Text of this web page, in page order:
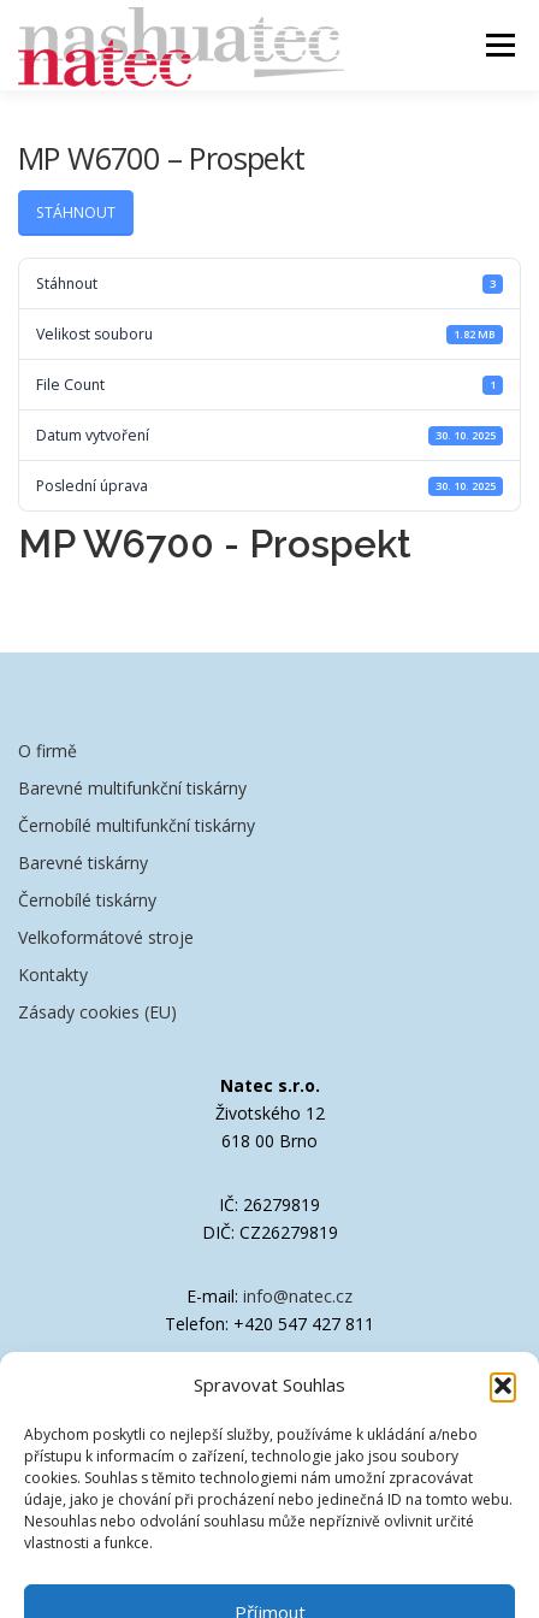
Spravovat Souhlas
Abychom poskytli co nejlepší služby, používáme k ukládání a/nebo
přístupu k informacím o zařízení, technologie jako jsou soubory
cookies. Souhlas s těmito technologiemi nám umožní zpracovávat
údaje, jako je chování při procházení nebo jedinečná ID na tomto webu.
Nesouhlas nebo odvolání souhlasu může nepříznivě ovlivnit určité
vlastnosti a funkce.
Příjmout
obsah
Menu
MP W6700 – Prospekt
STÁHNOUT
Stáhnout 3
Velikost souboru 1.82 MB
File Count 1
Datum vytvoření 30. 10. 2025
Poslední úprava 30. 10. 2025
MP W6700 - Prospekt
O firmě
Barevné multifunkční tiskárny
Černobílé multifunkční tiskárny
Barevné tiskárny
Černobílé tiskárny
Velkoformátové stroje
Kontakty
Zásady cookies (EU)
Natec s.r.o.
Životského 12
618 00 Brno
IČ: 26279819
DIČ: CZ26279819
E-mail: info@natec.cz
Telefon: +420 547 427 811
Společnost je zapsána v OR Krajského soudu
Technická podpora
Ovladače